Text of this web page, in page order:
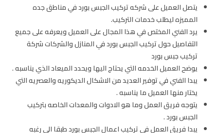
يتصل العميل على شركه تركيب الجبس بورد في مناطق جده
المميزه ليطلب خدمات التركيب.
يرد الفني المختص في هذا المجال على العميل ويعرفه على جميع
التفاصيل حول تركيب الجبس بورد في المنازل والشركات شركة
تركيب جبس بورد
يوضح العميل الخدمه التي يحتاج اليها ويحدد الميعاد الذي يناسبه .
يبدا الفني في توفير العديد من الاشكال الديكوريه والعصريه التي
يختار منها العميل ما يناسبه .
يتوجه فريق العمل وما هو الادوات والمعدات الخاصه بتركيب
الجبس بورد .
يبدا فريق العمل في تركيب اعمال الجبس بورد طبقا الى رغبه